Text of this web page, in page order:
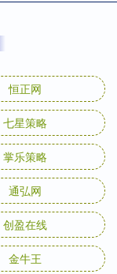
恒正网
七星策略
掌乐策略
通弘网
创盈在线
金牛王